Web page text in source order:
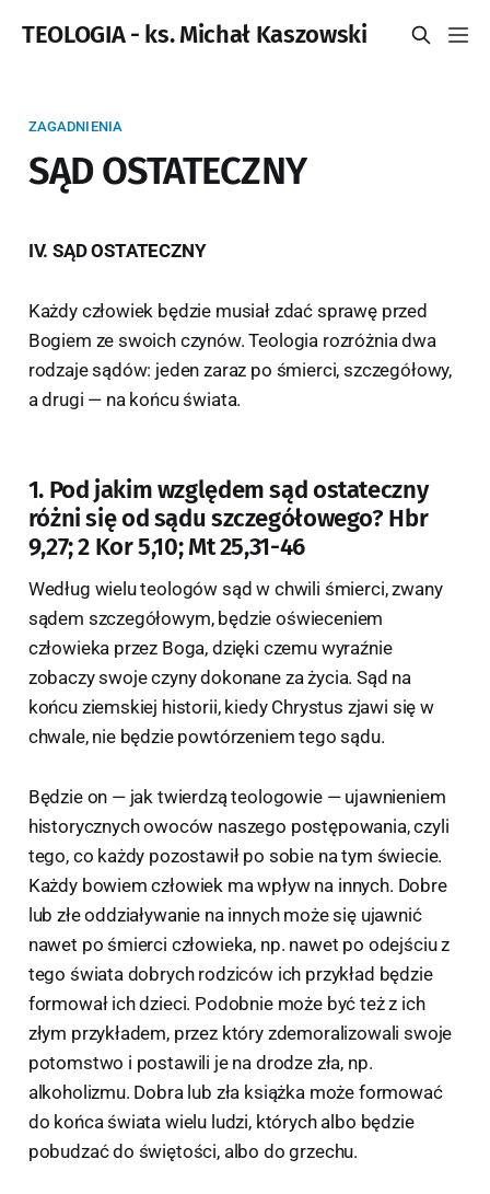
TEOLOGIA - ks. Michał Kaszowski
ZAGADNIENIA
SĄD OSTATECZNY
IV. SĄD OSTATECZNY
Każdy człowiek będzie musiał zdać sprawę przed
Bogiem ze swoich czynów. Teologia rozróżnia dwa
rodzaje sądów: jeden zaraz po śmierci, szczegółowy,
a drugi — na końcu świata.
1. Pod jakim względem sąd ostateczny
różni się od sądu szczegółowego? Hbr
9,27; 2 Kor 5,10; Mt 25,31-46
Według wielu teologów sąd w chwili śmierci, zwany
sądem szczegółowym, będzie oświeceniem
człowieka przez Boga, dzięki czemu wyraźnie
zobaczy swoje czyny dokonane za życia. Sąd na
końcu ziemskiej historii, kiedy Chrystus zjawi się w
chwale, nie będzie powtórzeniem tego sądu.
Będzie on — jak twierdzą teologowie — ujawnieniem
historycznych owoców naszego postępowania, czyli
tego, co każdy pozostawił po sobie na tym świecie.
Każdy bowiem człowiek ma wpływ na innych. Dobre
lub złe oddziaływanie na innych może się ujawnić
nawet po śmierci człowieka, np. nawet po odejściu z
tego świata dobrych rodziców ich przykład będzie
formował ich dzieci. Podobnie może być też z ich
złym przykładem, przez który zdemoralizowali swoje
potomstwo i postawili je na drodze zła, np.
alkoholizmu. Dobra lub zła książka może formować
do końca świata wielu ludzi, których albo będzie
pobudzać do świętości, albo do grzechu.